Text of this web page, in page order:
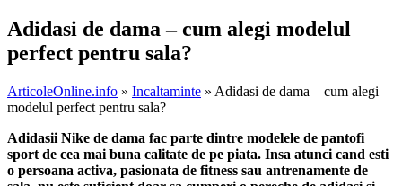
Adidasi de dama – cum alegi modelul
perfect pentru sala?
ArticoleOnline.info » Incaltaminte » Adidasi de dama – cum alegi
modelul perfect pentru sala?
Adidasii Nike de dama fac parte dintre modelele de pantofi
sport de cea mai buna calitate de pe piata. Insa atunci cand esti
o persoana activa, pasionata de fitness sau antrenamente de